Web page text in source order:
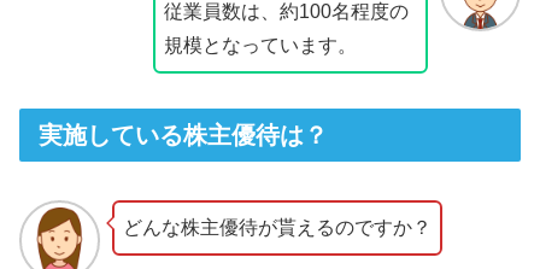
従業員数は、約100名程度の
規模となっています。
実施している株主優待は？
どんな株主優待が貰えるのですか？